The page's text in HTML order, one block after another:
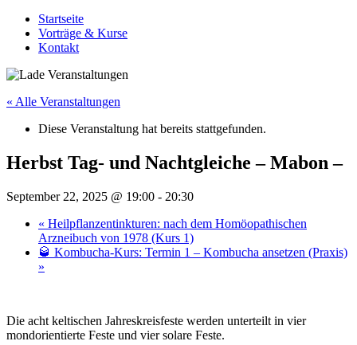
Startseite
Vorträge & Kurse
Kontakt
« Alle Veranstaltungen
Diese Veranstaltung hat bereits stattgefunden.
Herbst Tag- und Nachtgleiche – Mabon –
September 22, 2025 @ 19:00 - 20:30
« Heilpflanzentinkturen: nach dem Homöopathischen
Arzneibuch von 1978 (Kurs 1)
🥃 Kombucha-Kurs: Termin 1 – Kombucha ansetzen (Praxis)
»
Die acht keltischen Jahreskreisfeste werden unterteilt in vier
mondorientierte Feste und vier solare Feste.